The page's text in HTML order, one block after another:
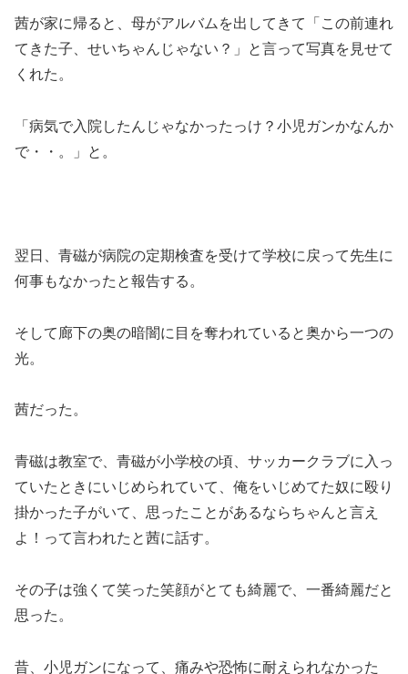
茜が家に帰ると、母がアルバムを出してきて「この前連れ
てきた子、せいちゃんじゃない？」と言って写真を見せて
くれた。
「病気で入院したんじゃなかったっけ？小児ガンかなんか
で・・。」と。
翌日、青磁が病院の定期検査を受けて学校に戻って先生に
何事もなかったと報告する。
そして廊下の奥の暗闇に目を奪われていると奥から一つの
光。
茜だった。
青磁は教室で、青磁が小学校の頃、サッカークラブに入っ
ていたときにいじめられていて、俺をいじめてた奴に殴り
掛かった子がいて、思ったことがあるならちゃんと言え
よ！って言われたと茜に話す。
その子は強くて笑った笑顔がとても綺麗で、一番綺麗だと
思った。
昔、小児ガンになって、痛みや恐怖に耐えられなかった